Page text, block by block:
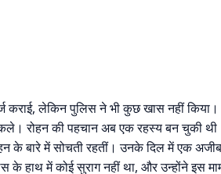
कराई, लेकिन पुलिस ने भी कुछ खास नहीं
रोहन की पहचान अब एक रहस्य बन चुकी
के बारे में सोचती रहतीं। उनके दिल में एक
हाथ में कोई सुराग नहीं था, और उन्होंने इस